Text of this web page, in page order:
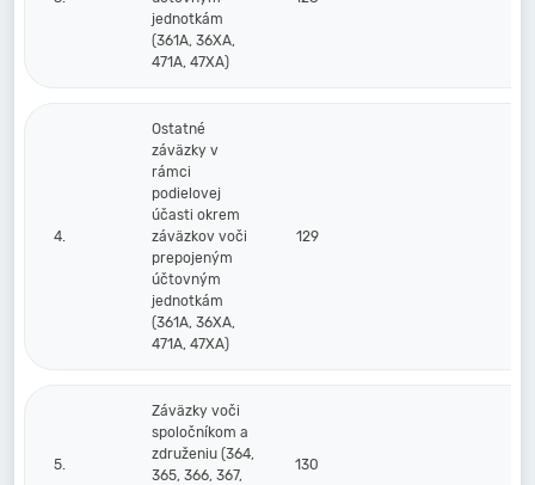
jednotkám
(361A, 36XA,
471A, 47XA)
4.
Ostatné
záväzky v
rámci
podielovej
účasti okrem
záväzkov voči
prepojeným
účtovným
jednotkám
(361A, 36XA,
471A, 47XA)
129
5.
Záväzky voči
spoločníkom a
združeniu (364,
365, 366, 367,
130